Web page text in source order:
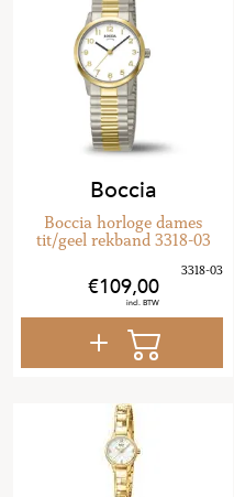
Boccia
Boccia horloge dames
tit/geel rekband 3318-03
109,00